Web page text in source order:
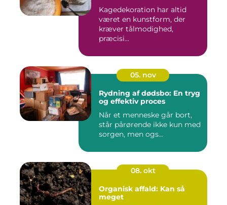
Kagedekoration har altid
været en kunstform, der
kræver tålmodighed,
præcisi...
05. nov
Rydning af dødsbo: En tryg
og effektiv proces
Når et menneske går bort,
står pårørende ikke kun med
sorgen, men ogs...
08. okt
Organisk affald: Kan så
meget